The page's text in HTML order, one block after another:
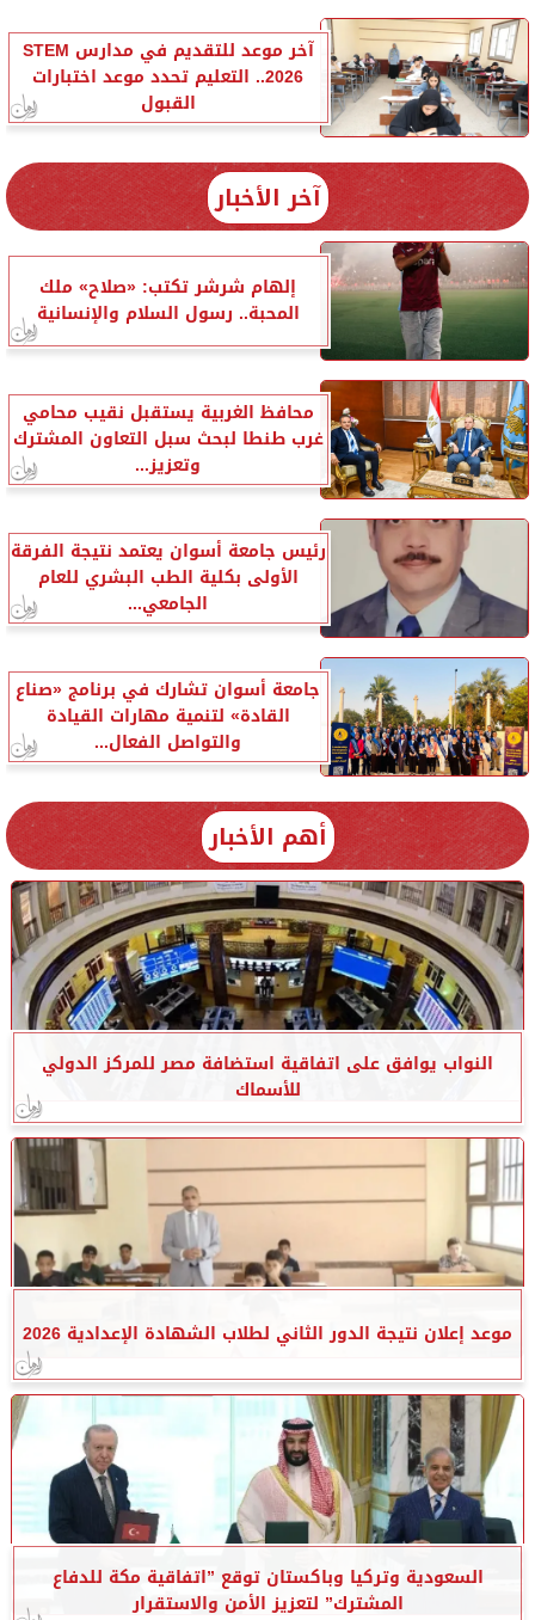
آخر موعد للتقديم في مدارس STEM
2026.. التعليم تحدد موعد اختبارات
القبول
آخر الأخبار
إلهام شرشر تكتب: «صلاح» ملك
المحبة.. رسول السلام والإنسانية
محافظ الغربية يستقبل نقيب محامي
غرب طنطا لبحث سبل التعاون المشترك
وتعزيز...
رئيس جامعة أسوان يعتمد نتيجة الفرقة
الأولى بكلية الطب البشري للعام
الجامعي...
جامعة أسوان تشارك في برنامج «صناع
القادة» لتنمية مهارات القيادة
والتواصل الفعال...
أهم الأخبار
النواب يوافق على اتفاقية استضافة مصر للمركز الدولي
للأسماك
موعد إعلان نتيجة الدور الثاني لطلاب الشهادة الإعدادية 2026
السعودية وتركيا وباكستان توقع ”اتفاقية مكة للدفاع
المشترك” لتعزيز الأمن والاستقرار